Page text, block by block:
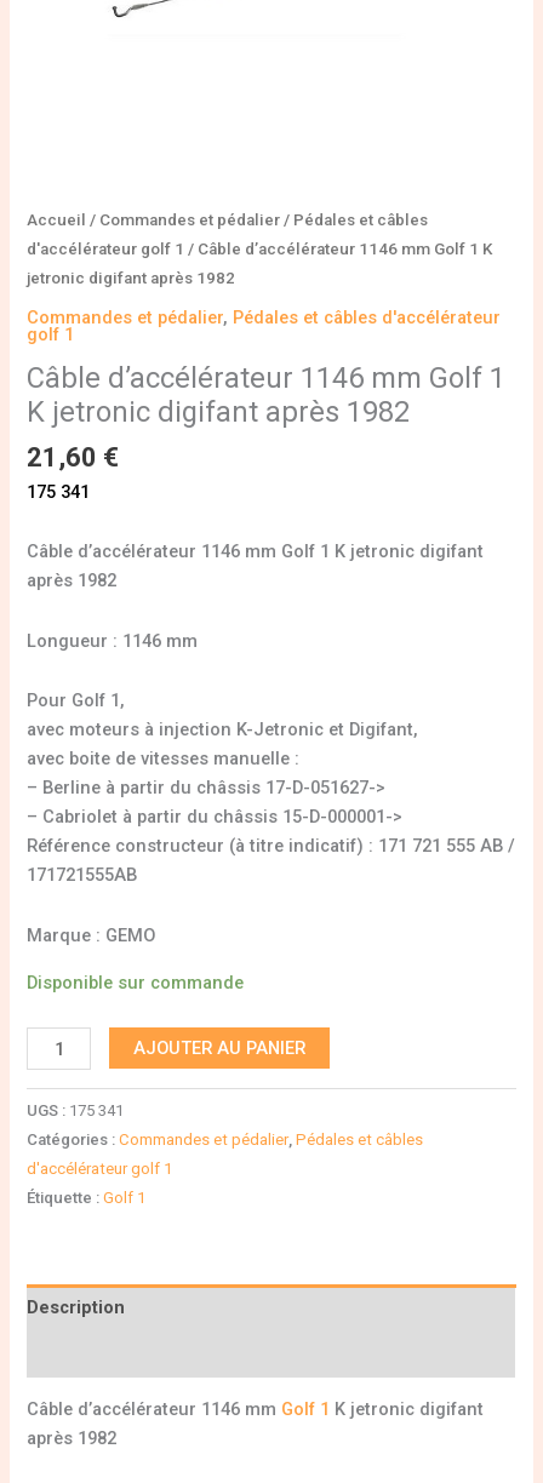
Accueil / Commandes et pédalier / Pédales et câbles
d'accélérateur golf 1 / Câble d’accélérateur 1146 mm Golf 1 K
jetronic digifant après 1982
Commandes et pédalier, Pédales et câbles d'accélérateur
golf 1
Câble d’accélérateur 1146 mm Golf 1
K jetronic digifant après 1982
21,60 €
175 341
Câble d’accélérateur 1146 mm Golf 1 K jetronic digifant
après 1982
Longueur : 1146 mm
Pour Golf 1,
avec moteurs à injection K-Jetronic et Digifant,
avec boite de vitesses manuelle :
– Berline à partir du châssis 17-D-051627->
– Cabriolet à partir du châssis 15-D-000001->
Référence constructeur (à titre indicatif) : 171 721 555 AB /
171721555AB
Marque : GEMO
Disponible sur commande
AJOUTER AU PANIER
UGS : 175 341
Catégories :Commandes et pédalier,Pédales et câbles
d'accélérateur golf 1
Étiquette :Golf 1
Description
Câble d’accélérateur 1146 mm Golf 1 K jetronic digifant
après 1982